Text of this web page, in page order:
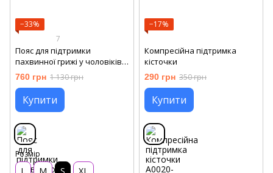
−33%
7
Пояс для підтримки
пахвинної грижі у чоловіків
Underline
760 грн 1 130 грн
Купити
Розмір
L M S XL
−17%
Компресійна підтримка
кісточки
290 грн 350 грн
Купити